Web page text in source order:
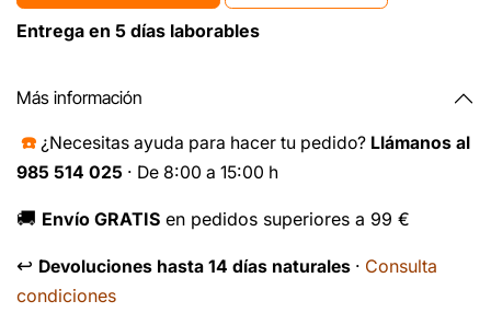
Entrega en 5 días laborables
Más información
☎️ ¿Necesitas ayuda para hacer tu pedido? Llámanos al
985 514 025 · De 8:00 a 15:00 h
🚚 Envío GRATIS en pedidos superiores a 99 €
↩️ Devoluciones hasta 14 días naturales · Consulta
condiciones